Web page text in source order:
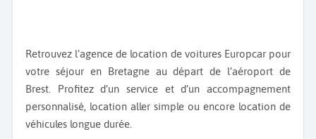
Retrouvez l’agence de location de voitures Europcar pour
votre séjour en Bretagne au départ de l’aéroport de
Brest. Profitez d’un service et d’un accompagnement
personnalisé, location aller simple ou encore location de
véhicules longue durée.